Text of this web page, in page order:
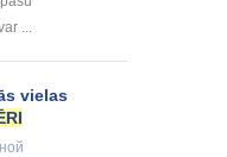
...
vielas